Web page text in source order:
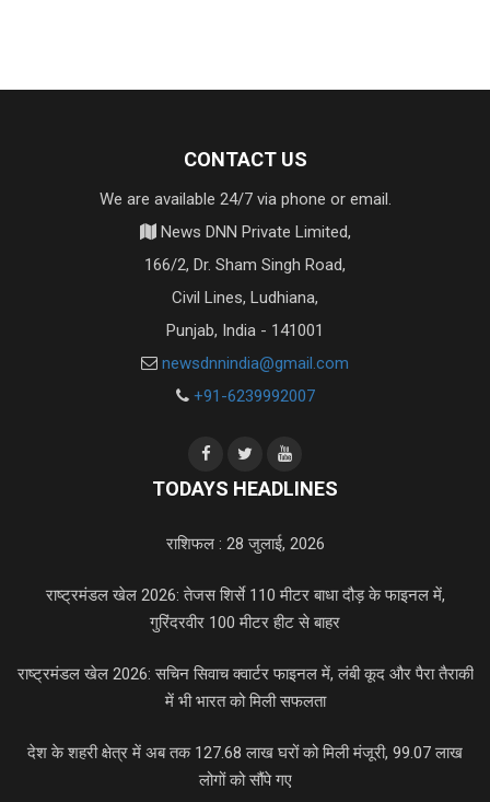
CONTACT US
We are available 24/7 via phone or email.
News DNN Private Limited,
166/2, Dr. Sham Singh Road,
Civil Lines, Ludhiana,
Punjab, India - 141001
newsdnnindia@gmail.com
+91-6239992007
TODAYS HEADLINES
राशिफल : 28 जुलाई, 2026
राष्ट्रमंडल खेल 2026: तेजस शिर्से 110 मीटर बाधा दौड़ के फाइनल में,
गुरिंदरवीर 100 मीटर हीट से बाहर
राष्ट्रमंडल खेल 2026: सचिन सिवाच क्वार्टर फाइनल में, लंबी कूद और पैरा तैराकी
में भी भारत को मिली सफलता
देश के शहरी क्षेत्र में अब तक 127.68 लाख घरों को मिली मंजूरी, 99.07 लाख
लोगों को सौंपे गए